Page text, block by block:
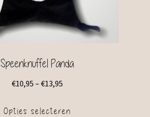
Speenknuffel Panda
€10,95 – €13,95
Opties selecteren